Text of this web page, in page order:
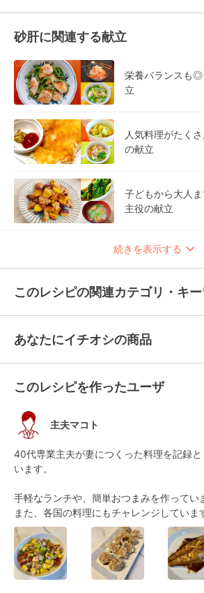
砂肝に関連する献立
栄養バランスも◎
立
人気料理がたく
の献立
子どもから大人
主役の献立
続きを表示する
このレシピの関連カテゴリ・キ
あなたにイチオシの商品
このレシピを作ったユーザ
主夫マコト
40代専業主夫が妻につくった料理を記録
います。
手軽なランチや、簡単おつまみを作ってい
また、各国の料理にもチャレンジしていま